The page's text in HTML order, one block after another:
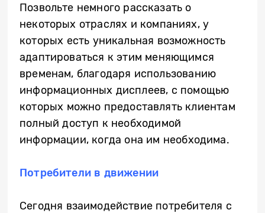
Позвольте немного рассказать о
некоторых отраслях и компаниях, у
которых есть уникальная возможность
адаптироваться к этим меняющимся
временам, благодаря использованию
информационных дисплеев, с помощью
которых можно предоставлять клиентам
полный доступ к необходимой
информации, когда она им необходима.
Потребители в движении
Сегодня взаимодействие потребителя с